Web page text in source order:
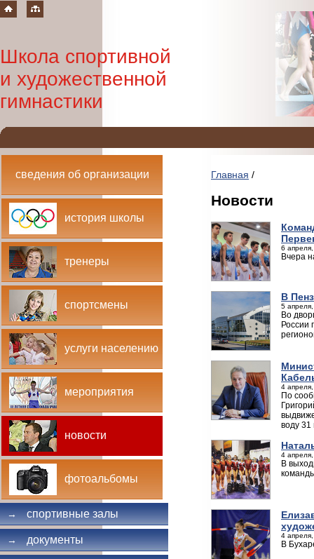
Школа спортивной
и художественной
гимнастики
сведения об организации
история школы
тренеры
спортсмены
услуги населению
мероприятия
новости
фотоальбомы
→ спортивные залы
→ документы
Главная /
Новости
6
Вчера
В
5
Во
России
4
По
воду 31
4
В
4
В